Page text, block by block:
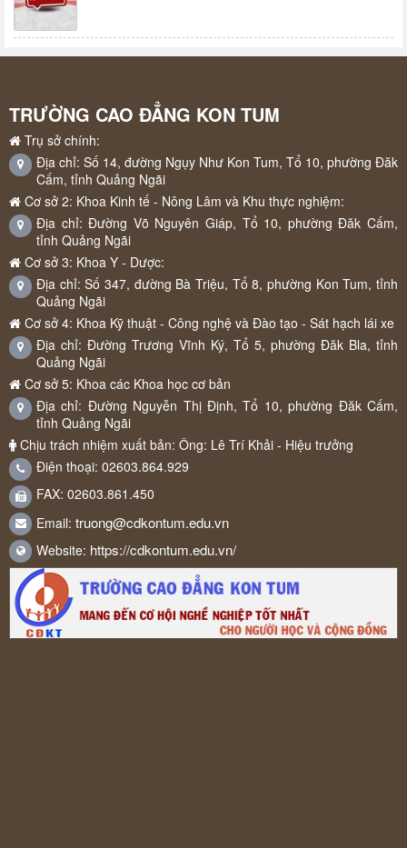
TRƯỜNG CAO ĐẲNG KON TUM
Trụ sở chính:
Địa chỉ: Số 14, đường Ngụy Như Kon Tum, Tổ 10, phường Đăk
Cấm, tỉnh Quảng Ngãi
Cơ sở 2: Khoa Kinh tế - Nông Lâm và Khu thực nghiệm:
Địa chỉ: Đường Võ Nguyên Giáp, Tổ 10, phường Đăk Cấm,
tỉnh Quảng Ngãi
Cơ sở 3: Khoa Y - Dược:
Địa chỉ: Số 347, đường Bà Triệu, Tổ 8, phường Kon Tum, tỉnh
Quảng Ngãi
Cơ sở 4: Khoa Kỹ thuật - Công nghệ và Đào tạo - Sát hạch lái xe
Địa chỉ: Đường Trương Vĩnh Ký, Tổ 5, phường Đăk Bla, tỉnh
Quảng Ngãi
Cơ sở 5: Khoa các Khoa học cơ bản
Địa chỉ: Đường Nguyễn Thị Định, Tổ 10, phường Đăk Cấm,
tỉnh Quảng Ngãi
Chịu trách nhiệm xuất bản: Ông: Lê Trí Khải - Hiệu trưởng
Điện thoại: 02603.864.929
FAX: 02603.861.450
Email: truong@cdkontum.edu.vn
Website: https://cdkontum.edu.vn/